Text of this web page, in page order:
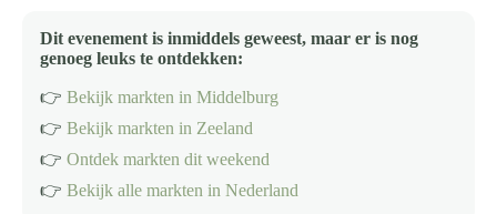
Dit evenement is inmiddels geweest, maar er is nog
genoeg leuks te ontdekken:
👉 Bekijk markten in Middelburg
👉 Bekijk markten in Zeeland
👉 Ontdek markten dit weekend
👉 Bekijk alle markten in Nederland